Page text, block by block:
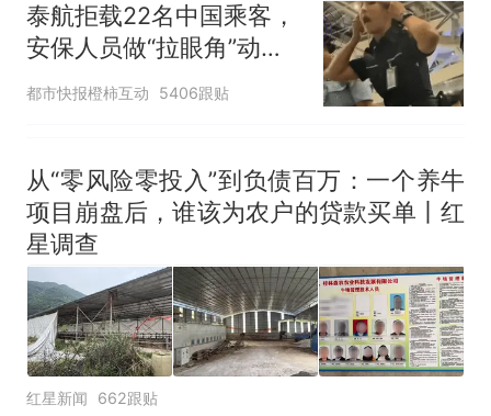
泰航拒载22名中国乘客，
安保人员做“拉眼角”动
作，泰国机场最新回应：
改签但没兑现
都市快报橙柿互动 5406跟贴
从“零风险零投入”到负债百万：一个养牛
项目崩盘后，谁该为农户的贷款买单丨红
星调查
红星新闻 662跟贴